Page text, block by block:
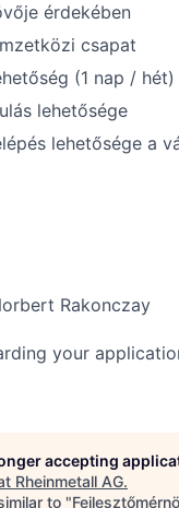
érdekében
csapat
(1 nap / hét)
lehetősége
lehetősége a
Rakonczay
your
accepting
Rheinmetall AG.
to "